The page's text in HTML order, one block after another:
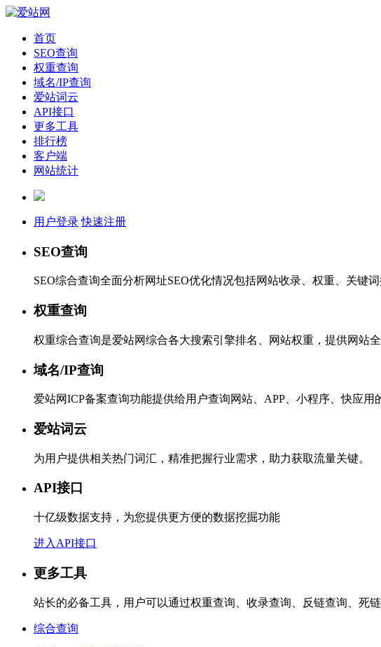
首页
SEO查询
权重查询
域名/IP查询
爱站词云
API接口
更多工具
排行榜
客户端
网站统计
用户登录 快速注册
SEO查询
SEO综合查询全面分析网址SEO优化情况包括网站收录、权重、关键
权重查询
权重综合查询是爱站网综合各大搜索引擎排名、网站权重，提供网站
域名/IP查询
爱站网ICP备案查询功能提供给用户查询网站、APP、小程序、快应
爱站词云
为用户提供相关热门词汇，精准把握行业需求，助力获取流量关键。
API接口
十亿级数据支持，为您提供更方便的数据挖掘功能
进入API接口
更多工具
站长的必备工具，用户可以通过权重查询、收录查询、反链查询、死
综合查询